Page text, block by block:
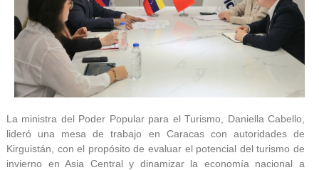
La ministra del Poder Popular para el Turismo, Daniella Cabello,
lideró una mesa de trabajo en Caracas con autoridades de
Kirguistán, con el propósito de evaluar el potencial del turismo de
invierno en Asia Central y dinamizar la economía nacional a